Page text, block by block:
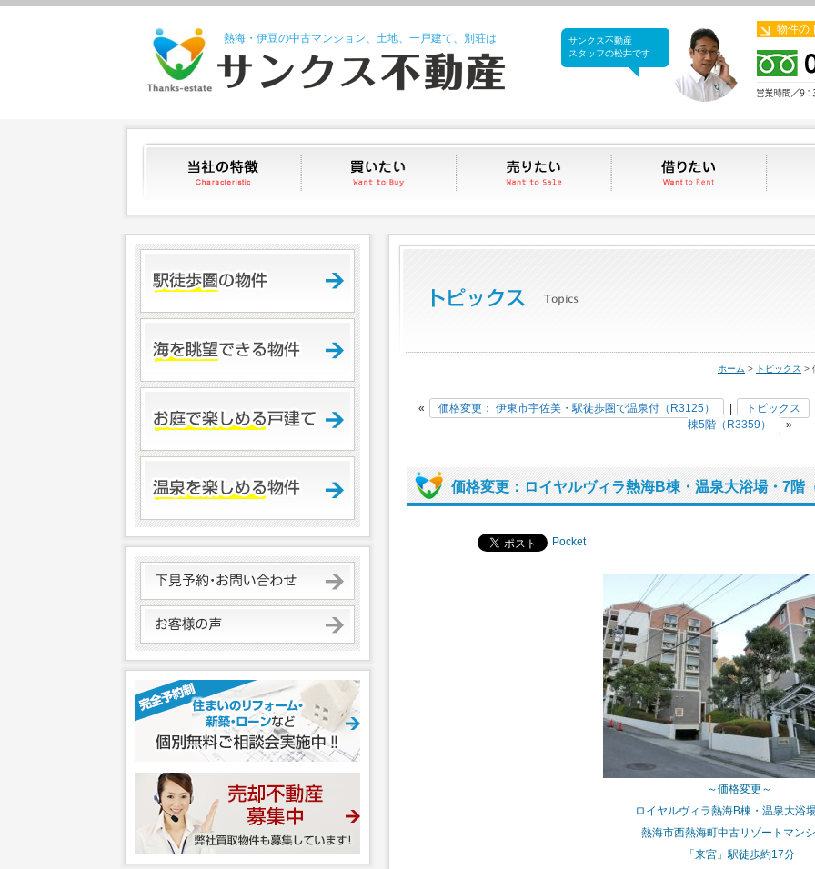
熱海・伊豆の中古マンション、土地、一戸建て、別荘は
サンクス不動産
サンクス不動産
スタッフの松井です
物件の
当社の特徴 買いたい 売りたい 借りたい
ホーム > トピックス >
« 価格変更： 伊東市宇佐美・駅徒歩圏で温泉付（R3125） トピックス
棟5階（R3359）
»
価格変更：ロイヤルヴィラ熱海B棟・温泉大浴場・7階
Pocket
～価格変更～
ロイヤルヴィラ熱海B棟・温泉大浴
熱海市西熱海町中古リゾートマン
「来宮」駅徒歩約17分